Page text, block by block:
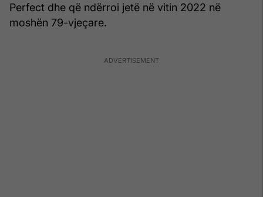
Perfect dhe që ndërroi jetë në vitin 2022 në
moshën 79-vjeçare.